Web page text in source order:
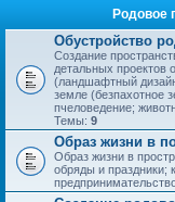
Родовое
Обустройство
Создание
детальных проектов
(ландшафтный
земле (безпахотное
пчеловедение;
Темы: 9
Образ жизни в
Образ жизни в
обряды и праздники;